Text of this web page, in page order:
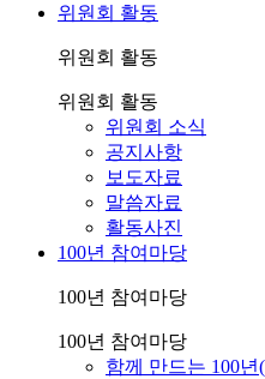
위원회 활동
위원회 활동
위원회 활동
위원회 소식
공지사항
보도자료
말씀자료
활동사진
100년 참여마당
100년 참여마당
100년 참여마당
함께 만드는 100